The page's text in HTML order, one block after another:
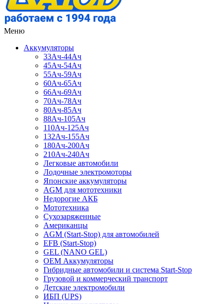
Меню
Аккумуляторы
33Ач-44Ач
45Ач-54Ач
55Ач-59Ач
60Ач-65Ач
66Ач-69Ач
70Ач-78Ач
80Ач-85Ач
88Ач-105Ач
110Ач-125Ач
132Ач-155Ач
180Ач-200Ач
210Ач-240Ач
Легковые автомобили
Лодочные электромоторы
Японские аккумуляторы
AGM для мототехники
Недорогие АКБ
Мототехника
Сухозаряженные
Американцы
AGM (Start-Stop) для автомобилей
EFB (Start-Stop)
GEL (NANO GEL)
OEM Аккумуляторы
Гибридные автомобили и система Start-Stop
Грузовой и коммерческий транспорт
Детские электромобили
ИБП (UPS)